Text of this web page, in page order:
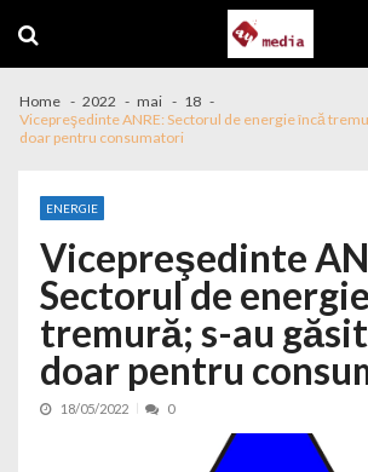
Home 2022 mai
18
Vicepreşedinte ANRE: Sectorul de energie încă
doar pentru consumatori
ENERGIE
Vicepreşedinte
Sectorul de
tremură; s-au
doar pentru
18/05/2022 0